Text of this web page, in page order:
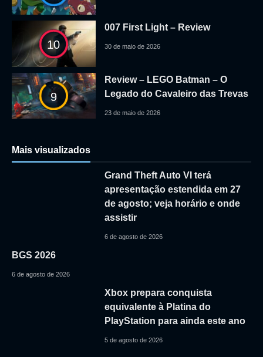
10
007 First Light – Review
30 de maio de 2026
9
Review – LEGO Batman – O
Legado do Cavaleiro das Trevas
23 de maio de 2026
Mais visualizados
Grand Theft Auto VI terá
apresentação estendida em 27
de agosto; veja horário e onde
assistir
6 de agosto de 2026
BGS 2026
6 de agosto de 2026
Xbox prepara conquista
equivalente à Platina do
PlayStation para ainda este ano
5 de agosto de 2026